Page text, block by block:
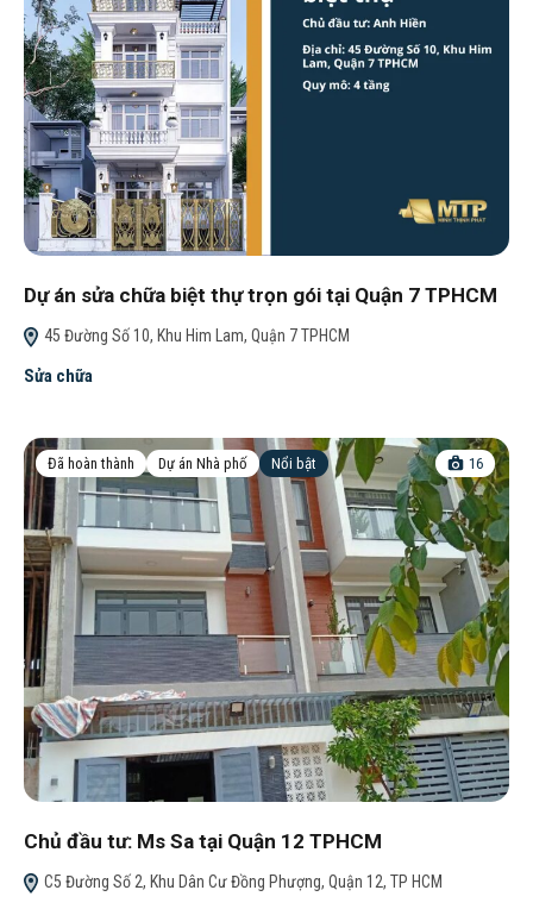
Dự án sửa chữa biệt thự trọn gói tại Quận 7 TPHCM
45 Đường Số 10, Khu Him Lam, Quận 7 TPHCM
Sửa chữa
Đã hoàn thành Dự án Nhà phố Nổi bật 16
Chủ đầu tư: Ms Sa tại Quận 12 TPHCM
C5 Đường Số 2, Khu Dân Cư Đồng Phượng, Quận 12, TP HCM